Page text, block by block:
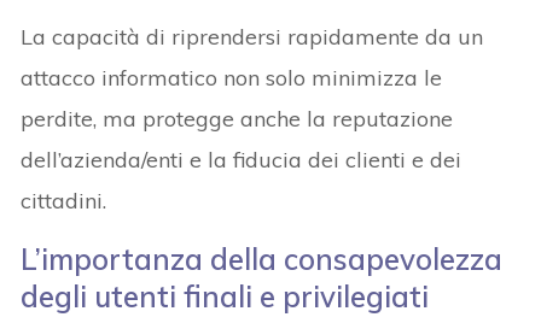
La capacità di riprendersi rapidamente da un
attacco informatico non solo minimizza le
perdite, ma protegge anche la reputazione
dell’azienda/enti e la fiducia dei clienti e dei
cittadini.
L’importanza della consapevolezza
degli utenti finali e privilegiati